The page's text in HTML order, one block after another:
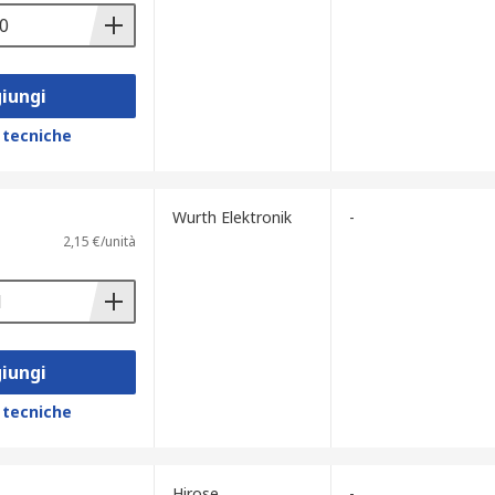
tecniche
2,15 €/unità
tecniche
Wurth Elektronik -